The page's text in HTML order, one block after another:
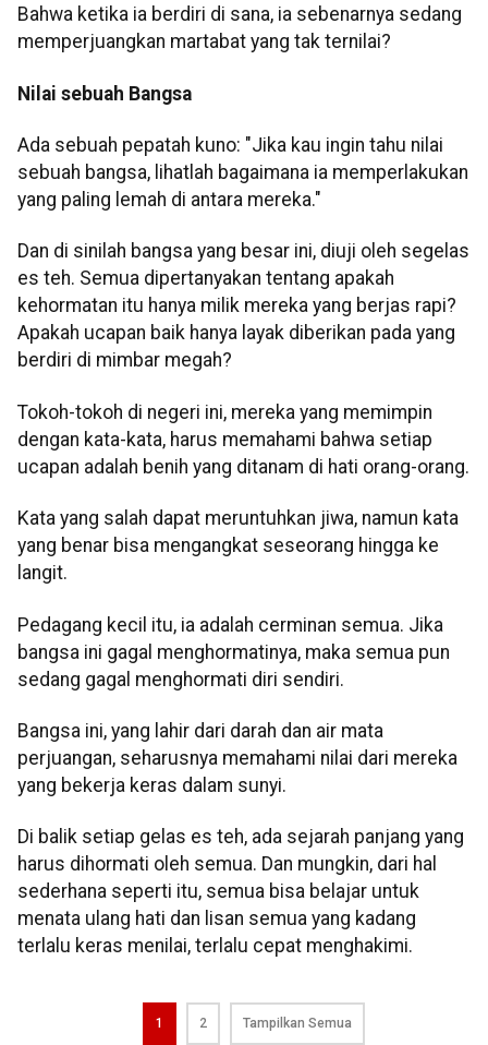
Bahwa ketika ia berdiri di sana, ia sebenarnya sedang
memperjuangkan martabat yang tak ternilai?
Nilai sebuah Bangsa
Ada sebuah pepatah kuno: "Jika kau ingin tahu nilai
sebuah bangsa, lihatlah bagaimana ia memperlakukan
yang paling lemah di antara mereka."
Dan di sinilah bangsa yang besar ini, diuji oleh segelas
es teh. Semua dipertanyakan tentang apakah
kehormatan itu hanya milik mereka yang berjas rapi?
Apakah ucapan baik hanya layak diberikan pada yang
berdiri di mimbar megah?
Tokoh-tokoh di negeri ini, mereka yang memimpin
dengan kata-kata, harus memahami bahwa setiap
ucapan adalah benih yang ditanam di hati orang-orang.
Kata yang salah dapat meruntuhkan jiwa, namun kata
yang benar bisa mengangkat seseorang hingga ke
langit.
Pedagang kecil itu, ia adalah cerminan semua. Jika
bangsa ini gagal menghormatinya, maka semua pun
sedang gagal menghormati diri sendiri.
Bangsa ini, yang lahir dari darah dan air mata
perjuangan, seharusnya memahami nilai dari mereka
yang bekerja keras dalam sunyi.
Di balik setiap gelas es teh, ada sejarah panjang yang
harus dihormati oleh semua. Dan mungkin, dari hal
sederhana seperti itu, semua bisa belajar untuk
menata ulang hati dan lisan semua yang kadang
terlalu keras menilai, terlalu cepat menghakimi.
1 2 Tampilkan Semua